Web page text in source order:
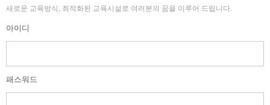
새로운 교육방식, 최적화된 교육시설로 여러분의 꿈을 이루어 드립니다.
아이디
패스워드